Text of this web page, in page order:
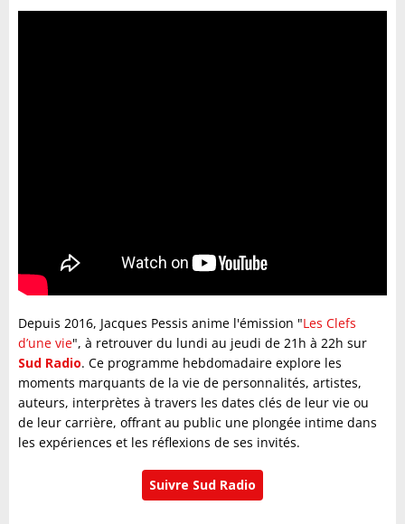
Depuis 2016, Jacques Pessis anime l'émission "Les Clefs
d’une vie", à retrouver du lundi au jeudi de 21h à 22h sur
Sud Radio. Ce programme hebdomadaire explore les
moments marquants de la vie de personnalités, artistes,
auteurs, interprètes à travers les dates clés de leur vie ou
de leur carrière, offrant au public une plongée intime dans
les expériences et les réflexions de ses invités.
Suivre Sud Radio